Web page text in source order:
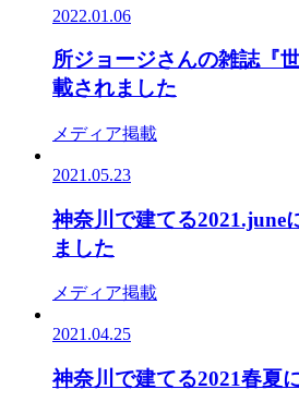
2022.01.06
所ジョージさんの雑誌『
載されました
メディア掲載
2021.05.23
神奈川で建てる2021.june
ました
メディア掲載
2021.04.25
神奈川で建てる2021春夏